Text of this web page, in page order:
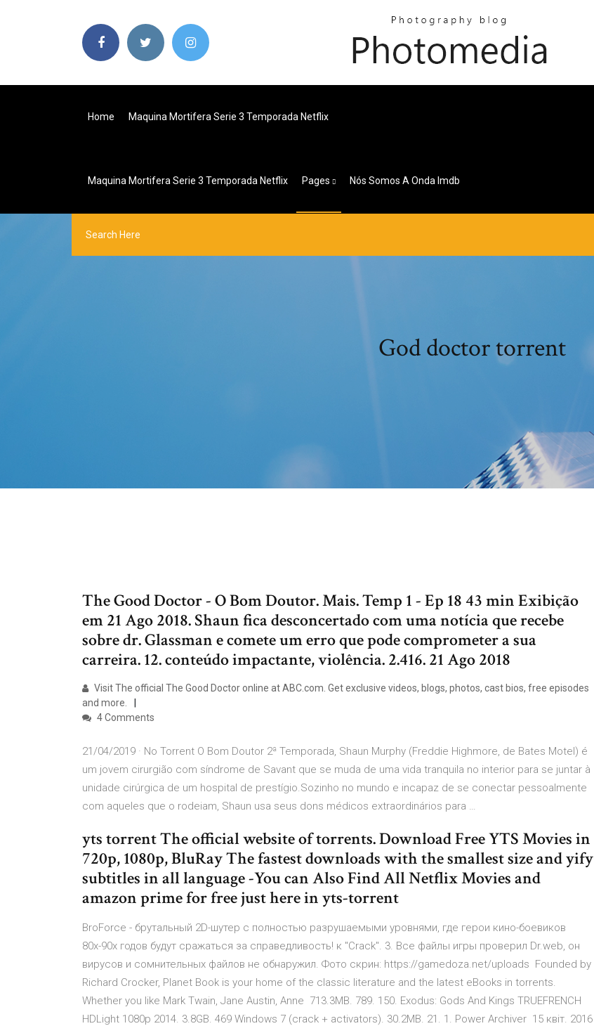
Home Maquina Mortifera Serie 3 Temporada Netflix
Maquina Mortifera Serie 3 Temporada Netflix Pages Nós Somos A Onda Imdb
God doctor torrent
The Good Doctor - O Bom Doutor. Mais. Temp 1 - Ep 18 43 min Exibição
em 21 Ago 2018. Shaun fica desconcertado com uma notícia que recebe
sobre dr. Glassman e comete um erro que pode comprometer a sua
carreira. 12. conteúdo impactante, violência. 2.416. 21 Ago 2018
Visit The official The Good Doctor online at ABC.com. Get exclusive videos, blogs, photos, cast bios, free episodes
and more.
4 Comments
21/04/2019 · No Torrent O Bom Doutor 2ª Temporada, Shaun Murphy (Freddie Highmore, de Bates Motel) é
um jovem cirurgião com síndrome de Savant que se muda de uma vida tranquila no interior para se juntar à
unidade cirúrgica de um hospital de prestígio.Sozinho no mundo e incapaz de se conectar pessoalmente
com aqueles que o rodeiam, Shaun usa seus dons médicos extraordinários para …
yts torrent The official website of torrents. Download Free YTS Movies in
720p, 1080p, BluRay The fastest downloads with the smallest size and yify
subtitles in all language -You can Also Find All Netflix Movies and
amazon prime for free just here in yts-torrent
BroForce - брутальный 2D-шутер с полностью разрушаемыми уровнями, где герои кино-боевиков
80х-90х годов будут сражаться за справедливость! к "Crack". 3. Все файлы игры проверил Dr.web, он
вирусов и сомнительных файлов не обнаружил. Фото скрин: https://gamedoza.net/uploads Founded by
Richard Crocker, Planet Book is your home of the classic literature and the latest eBooks in torrents.
Whether you like Mark Twain, Jane Austin, Anne 713.3MB. 789. 150. Exodus: Gods And Kings TRUEFRENCH
HDLight 1080p 2014. 3.8GB. 469 Windows 7 (crack + activators). 30.2MB. 21. 1. Power Archiver 15 квіт. 2016